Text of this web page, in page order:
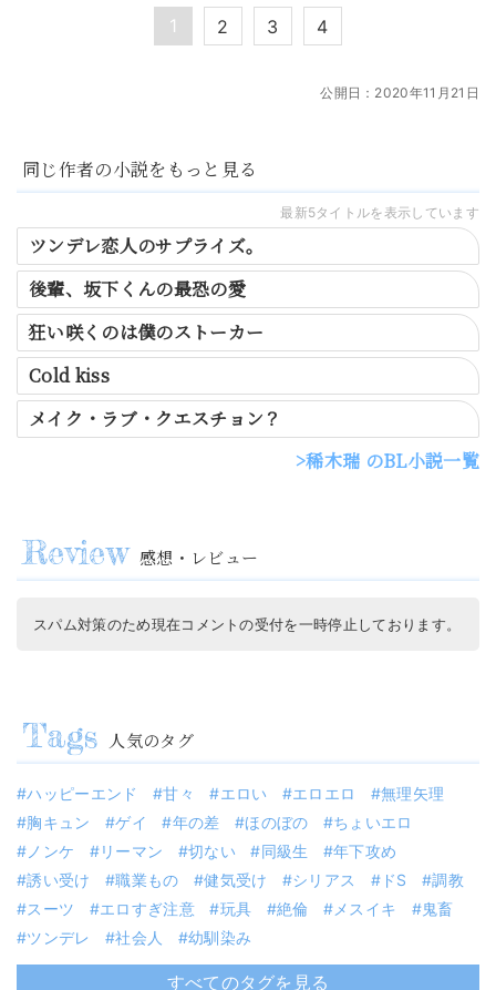
1 2 3 4
公開日： 2020年11月21日
同じ作者の小説をもっと見る
最新5タイトルを表示しています
ツンデレ恋人のサプライズ。
後輩、坂下くんの最恐の愛
狂い咲くのは僕のストーカー
Cold kiss
メイク・ラブ・クエスチョン？
稀木瑞 のBL小説一覧
感想・レビュー
スパム対策のため現在コメントの受付を一時停止しております。
人気のタグ
ハッピーエンド 甘々 エロい エロエロ
無理矢理
胸キュン
ゲイ 年の差 ほのぼの
ちょいエロ
ノンケ
リーマン 切ない 同級生
年下攻め
誘い受け
職業もの 健気受け シリアス ドS
調教
スーツ
エロすぎ注意 玩具 絶倫 メスイキ
鬼畜
ツンデレ
社会人 幼馴染み
すべてのタグを見る